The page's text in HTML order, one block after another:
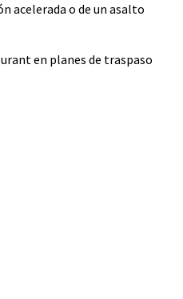
acelerada o de un asalto